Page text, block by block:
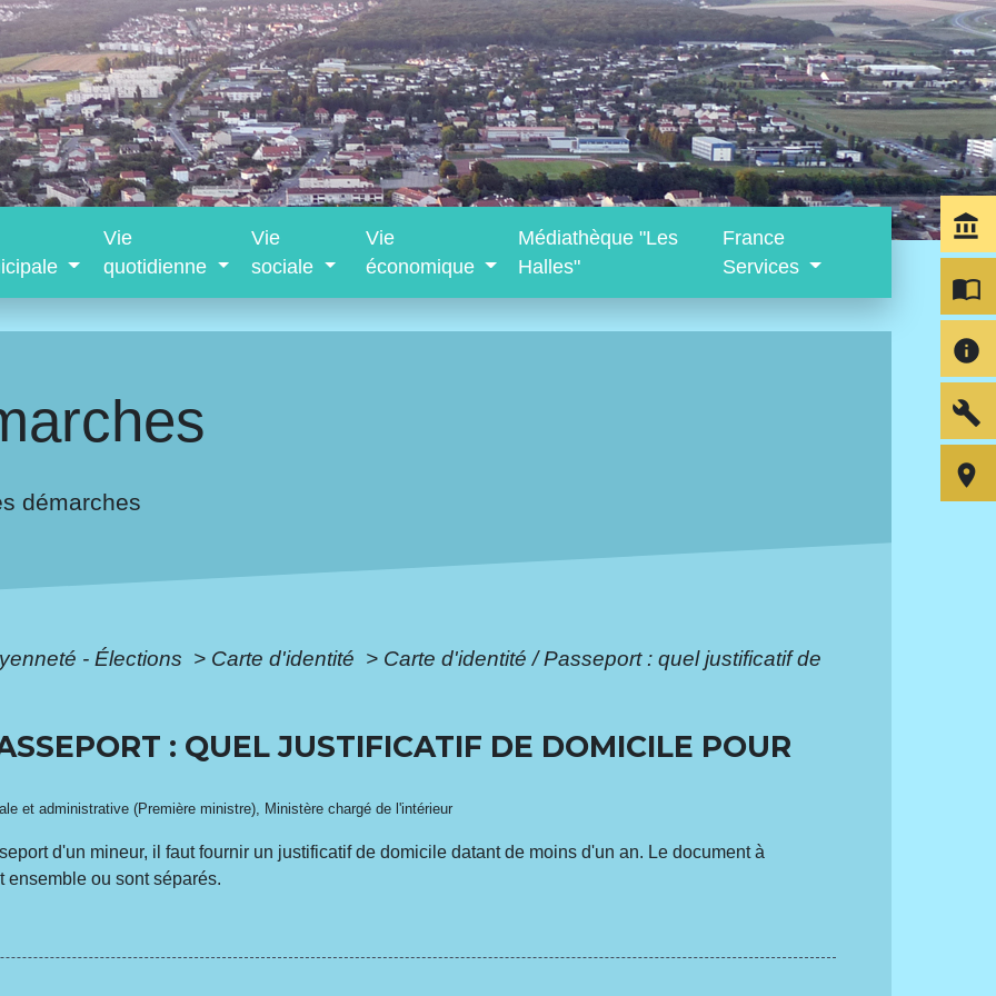
Vie
quotidienne
Vie
sociale
Vie
économique
Médiathèque "Les
Halles"
France
Services
démarches
- Élections > Carte d'identité > Carte d'identité / Passeport : quel justificatif de
: QUEL JUSTIFICATIF DE DOMICILE POUR
et administrative (Première ministre), Ministère chargé de l'intérieur
d'un mineur, il faut fournir un justificatif de domicile datant de moins d'un an. Le document à
ensemble ou sont séparés.
account_balance
import_contacts
info
build
room